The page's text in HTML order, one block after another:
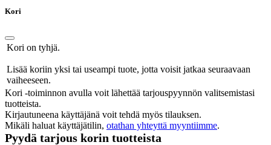
Kori
Kori on tyhjä.
Lisää koriin yksi tai useampi tuote, jotta voisit jatkaa seuraavaan
vaiheeseen.
Kori -toiminnon avulla voit lähettää tarjouspyynnön valitsemistasi
tuotteista.
Kirjautuneena käyttäjänä voit tehdä myös tilauksen.
Mikäli haluat käyttäjätilin, otathan yhteyttä myyntiimme.
Pyydä tarjous korin tuotteista